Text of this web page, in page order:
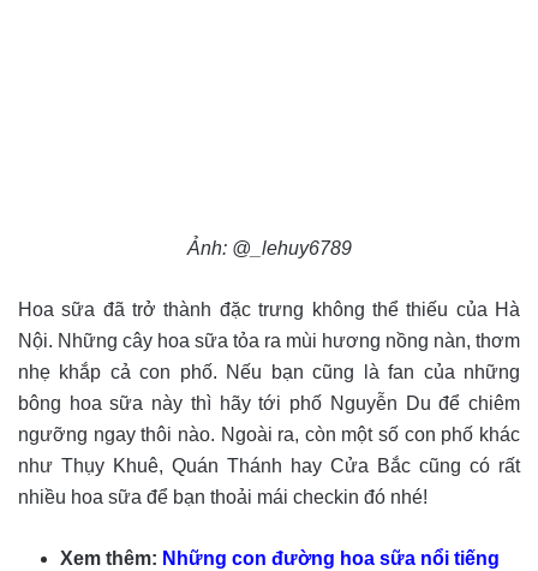
Ảnh: @_lehuy6789
Hoa sữa đã trở thành đặc trưng không thể thiếu của Hà
Nội. Những cây hoa sữa tỏa ra mùi hương nồng nàn, thơm
nhẹ khắp cả con phố. Nếu bạn cũng là fan của những
bông hoa sữa này thì hãy tới phố Nguyễn Du để chiêm
ngưỡng ngay thôi nào. Ngoài ra, còn một số con phố khác
như Thụy Khuê, Quán Thánh hay Cửa Bắc cũng có rất
nhiều hoa sữa để bạn thoải mái checkin đó nhé!
Xem thêm: Những con đường hoa sữa nổi tiếng